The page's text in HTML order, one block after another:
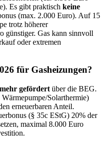
Es gibt praktisch keine
(max. 2.000 Euro). Auf 15
trotz höherer
günstiger. Gas kann sinnvoll
oder extremen
für Gasheizungen?
gefördert über die BEG.
Wärmepumpe/Solarthermie)
erneuerbaren Anteil.
(§ 35c EStG) 20% der
maximal 8.000 Euro